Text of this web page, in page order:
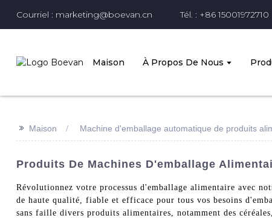
Courriel : marketing@boevan.cn Tél. : +86 15001972710
Maison À Propos De Nous
>> Maison Machine d'emballage automatique de produits
Produits De Machines D'emballage
Révolutionnez votre processus d'emballage alimentaire avec
de haute qualité, fiable et efficace pour tous vos besoins
sans faille divers produits alimentaires, notamment des